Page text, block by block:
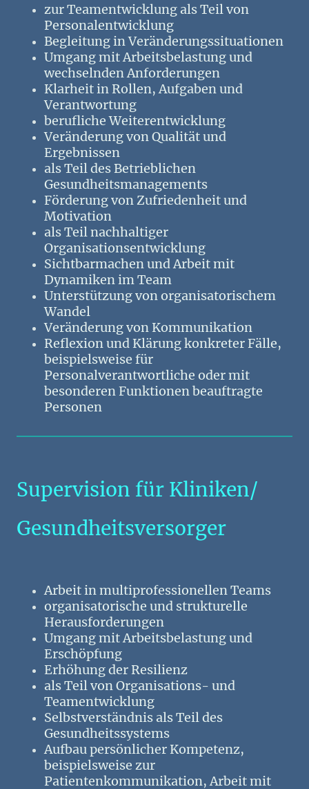
zur Teamentwicklung als Teil von
Personalentwicklung
Begleitung in Veränderungssituationen
Umgang mit Arbeitsbelastung und
wechselnden Anforderungen
Klarheit in Rollen, Aufgaben und
Verantwortung
berufliche Weiterentwicklung
Veränderung von Qualität und
Ergebnissen
als Teil des Betrieblichen
Gesundheitsmanagements
Förderung von Zufriedenheit und
Motivation
als Teil nachhaltiger
Organisationsentwicklung
Sichtbarmachen und Arbeit mit
Dynamiken im Team
Unterstützung von organisatorischem
Wandel
Veränderung von Kommunikation
Reflexion und Klärung konkreter Fälle,
beispielsweise für
Personalverantwortliche oder mit
besonderen Funktionen beauftragte
Personen
Supervision für Kliniken/
Gesundheitsversorger
Arbeit in multiprofessionellen Teams
organisatorische und strukturelle
Herausforderungen
Umgang mit Arbeitsbelastung und
Erschöpfung
Erhöhung der Resilienz
als Teil von Organisations- und
Teamentwicklung
Selbstverständnis als Teil des
Gesundheitssystems
Aufbau persönlicher Kompetenz,
beispielsweise zur
Patientenkommunikation, Arbeit mit